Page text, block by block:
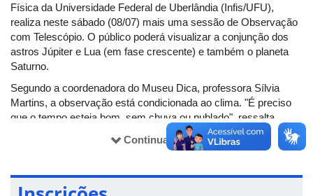
Física da Universidade Federal de Uberlândia (Infis/UFU),
realiza neste sábado (08/07) mais uma sessão de Observação
com Telescópio. O público poderá visualizar a conjunção dos
astros Júpiter e Lua (em fase crescente) e também o planeta
Saturno.
Segundo a coordenadora do Museu Dica, professora Sílvia
Martins, a observação está condicionada ao clima. "É preciso
que o tempo esteja bom, sem chuva ou nublado", ressalta.
Gratuito e aberto à sociedade em geral, o evento acontecerá no
gramado ao lado do bloco 5R, no campus Santa Mônica, a
capacitados para fornecer informações e esclarecer dúvidas.
Continuar lendo